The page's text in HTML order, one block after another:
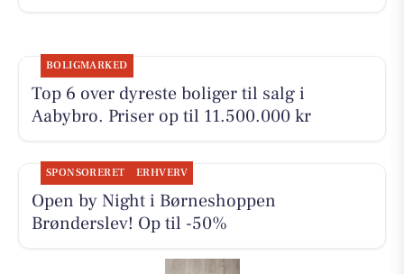
BOLIGMARKED
Top 6 over dyreste boliger til salg i
Aabybro. Priser op til 11.500.000 kr
SPONSORERET ERHVERV
Open by Night i Børneshoppen
Brønderslev! Op til -50%